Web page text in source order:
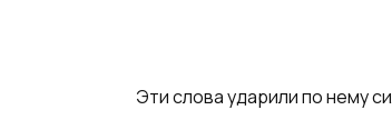
Эти слова ударили по нему